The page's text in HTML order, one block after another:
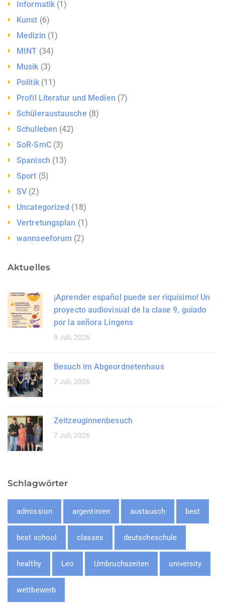
Informatik (1)
Kunst (6)
Medizin (1)
MINT (34)
Musik (3)
Politik(11)
Profil Literatur und Medien (7)
Schüleraustausche (8)
Schulleben (42)
SoR-SmC(3)
Spanisch (13)
Sport (5)
SV (2)
Uncategorized (18)
Vertretungsplan (1)
wannseeforum (2)
Aktuelles
¡Aprender español puede ser riquísimo! Un
proyecto audiovisual de la clase 9, guiado
por la señora Lingens
9 Juli, 2026
Besuch im Abgeordnetenhaus
7 Juli, 2026
Zeitzeuginnenbesuch
7 Juli, 2026
Schlagwörter
admission argentinien austausch best
best school classes deutscheschule
healthy Leo Umbruchszeiten university
wettbewerb